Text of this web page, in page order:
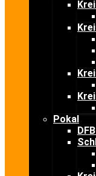
Pokal